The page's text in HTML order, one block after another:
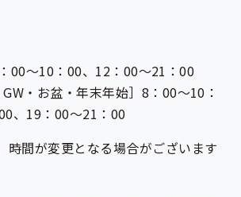
00～10：00、12：00～21：00
GW・お盆・年末年始］8：00～10：
、19：00～21：00
時間が変更となる場合がございます